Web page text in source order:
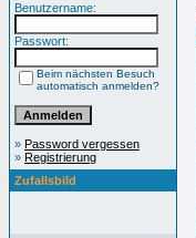
Benutzername:
Passwort:
Beim nächsten Besuch
automatisch anmelden?
» Password vergessen
» Registrierung
Zufallsbild